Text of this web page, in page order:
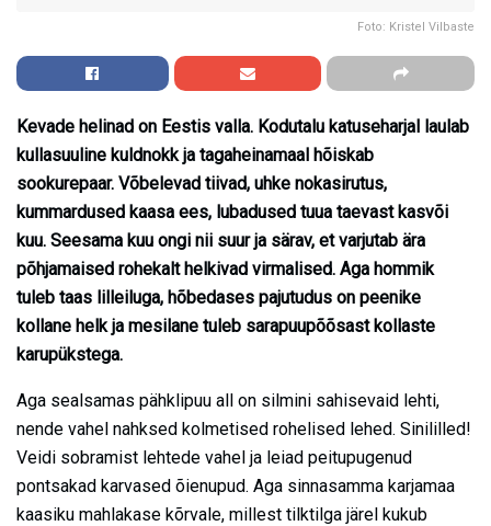
Foto: Kristel Vilbaste
Kevade helinad on Eestis valla. Kodutalu katuseharjal laulab
kullasuuline kuldnokk ja tagaheinamaal hõiskab
sookurepaar. Võbelevad tiivad, uhke nokasirutus,
kummardused kaasa ees, lubadused tuua taevast kasvõi
kuu. Seesama kuu ongi nii suur ja särav, et varjutab ära
põhjamaised rohekalt helkivad virmalised. Aga hommik
tuleb taas lilleiluga, hõbedases pajutudus on peenike
kollane helk ja mesilane tuleb sarapuupõõsast kollaste
karupükstega.
Aga sealsamas pähklipuu all on silmini sahisevaid lehti,
nende vahel nahksed kolmetised rohelised lehed. Sinililled!
Veidi sobramist lehtede vahel ja leiad peitupugenud
pontsakad karvased õienupud. Aga sinnasamma karjamaa
kaasiku mahlakase kõrvale, millest tilktilga järel kukub